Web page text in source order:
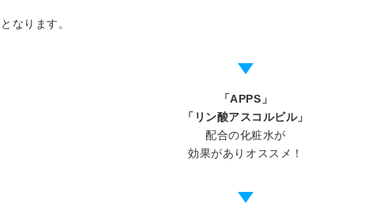
となります。
「APPS」
「リン酸アスコルビル」
配合の化粧水が
効果がありオススメ！